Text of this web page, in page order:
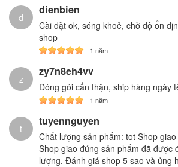
d
dienbien
Cài đặt ok, sóng khoẻ, chờ độ ổn
shop
1 năm
z
zy7n8eh4vv
Đóng gói cẩn thận, ship hàng ngày
1 năm
t
tuyennguyen
Chất lượng sản phẩm: tot Shop
Shop giao đúng sản phẩm đã được
lượng. Đánh giá shop 5 sao và ủng